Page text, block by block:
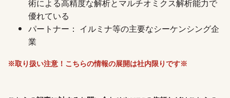
術による高精度な解析とマルチオミクス解析能力で
優れている
パートナー： イルミナ等の主要なシーケンシング企
業
※取り扱い注意！こちらの情報の展開は社内限りです※